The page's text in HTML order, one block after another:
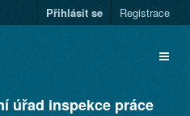
Přihlásit se Registrace
úřad inspekce práce